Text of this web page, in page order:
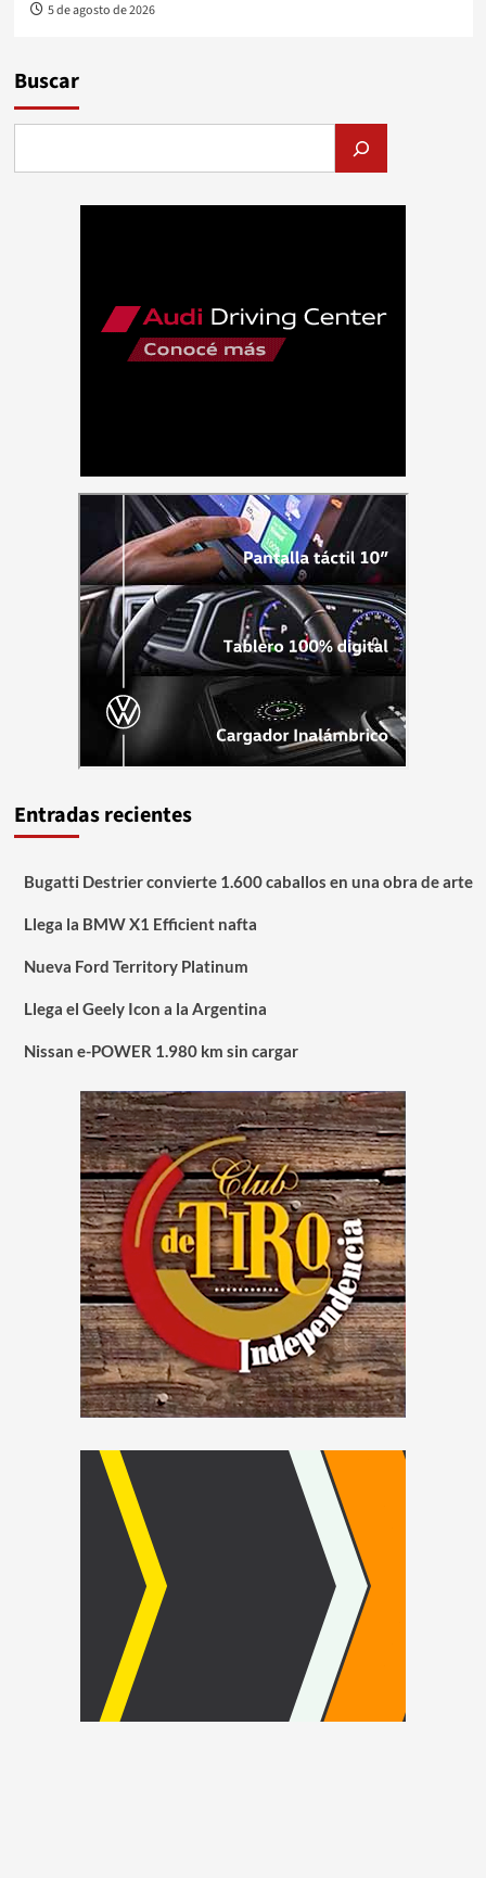
5 de agosto de 2026
Buscar
Entradas recientes
Bugatti Destrier convierte 1.600 caballos en una obra de arte
Llega la BMW X1 Efficient nafta
Nueva Ford Territory Platinum
Llega el Geely Icon a la Argentina
Nissan e-POWER 1.980 km sin cargar